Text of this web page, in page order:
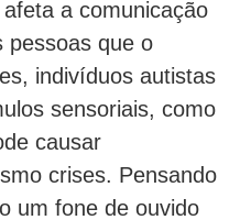
a comunicação
pessoas que o
indivíduos autistas
sensoriais, como
causar
crises. Pensando
um fone de ouvido